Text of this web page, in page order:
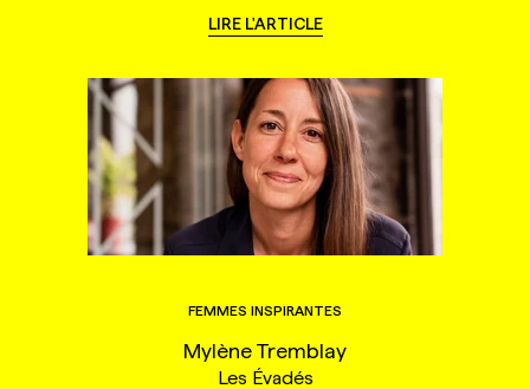
LIRE L'ARTICLE
FEMMES INSPIRANTES
Mylène Tremblay
Les Évadés